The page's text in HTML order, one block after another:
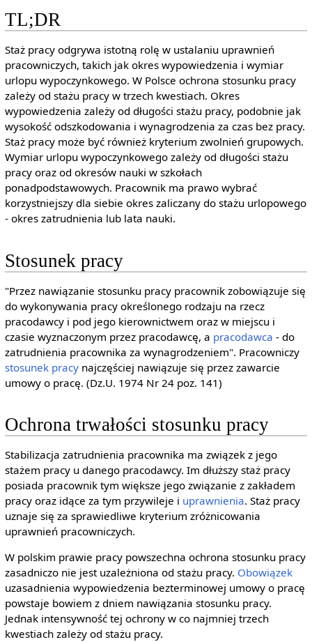
TL;DR
Staż pracy odgrywa istotną rolę w ustalaniu uprawnień
pracowniczych, takich jak okres wypowiedzenia i wymiar
urlopu wypoczynkowego. W Polsce ochrona stosunku pracy
zależy od stażu pracy w trzech kwestiach. Okres
wypowiedzenia zależy od długości stażu pracy, podobnie jak
wysokość odszkodowania i wynagrodzenia za czas bez pracy.
Staż pracy może być również kryterium zwolnień grupowych.
Wymiar urlopu wypoczynkowego zależy od długości stażu
pracy oraz od okresów nauki w szkołach
ponadpodstawowych. Pracownik ma prawo wybrać
korzystniejszy dla siebie okres zaliczany do stażu urlopowego
- okres zatrudnienia lub lata nauki.
Stosunek pracy
"Przez nawiązanie stosunku pracy pracownik zobowiązuje się
do wykonywania pracy określonego rodzaju na rzecz
pracodawcy i pod jego kierownictwem oraz w miejscu i
czasie wyznaczonym przez pracodawcę, a pracodawca - do
zatrudnienia pracownika za wynagrodzeniem". Pracowniczy
stosunek pracynajczęściej nawiązuje się przez zawarcie
umowy o pracę. (Dz.U. 1974 Nr 24 poz. 141)
Ochrona trwałości stosunku pracy
Stabilizacja zatrudnienia pracownika ma związek z jego
stażem pracy u danego pracodawcy. Im dłuższy staż pracy
posiada pracownik tym większe jego związanie z zakładem
pracy oraz idące za tym przywileje i uprawnienia. Staż pracy
uznaje się za sprawiedliwe kryterium zróżnicowania
uprawnień pracowniczych.
W polskim prawie pracy powszechna ochrona stosunku pracy
zasadniczo nie jest uzależniona od stażu pracy. Obowiązek
uzasadnienia wypowiedzenia bezterminowej umowy o pracę
powstaje bowiem z dniem nawiązania stosunku pracy.
Jednak intensywność tej ochrony w co najmniej trzech
kwestiach zależy od stażu pracy.